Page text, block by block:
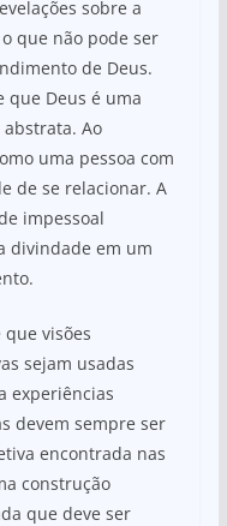
sobre a
que não pode ser
de Deus.
que Deus é uma
Ao
uma pessoa com
de se relacionar. A
impessoal
divindade em um
visões
sejam usadas
experiências
devem sempre ser
encontrada nas
construção
que deve ser